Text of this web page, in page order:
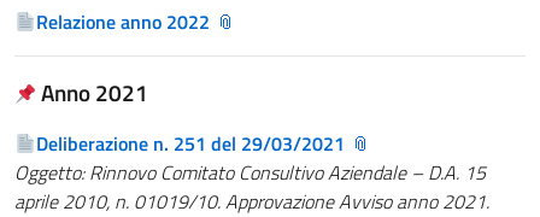
Relazione anno 2022
Anno 2021
Deliberazione n. 251 del 29/03/2021
Oggetto: Rinnovo Comitato Consultivo Aziendale – D.A. 15
aprile 2010, n. 01019/10. Approvazione Avviso anno 2021.